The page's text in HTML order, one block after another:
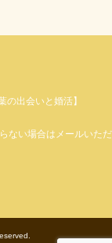
出会いと婚活】
ない場合はメールいただ